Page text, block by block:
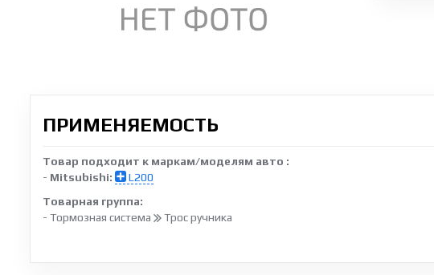
ПРИМЕНЯЕМОСТЬ
Товар подходит к маркам/моделям авто :
- Mitsubishi:
L200
Товарная группа:
- Тормозная система
Трос ручника